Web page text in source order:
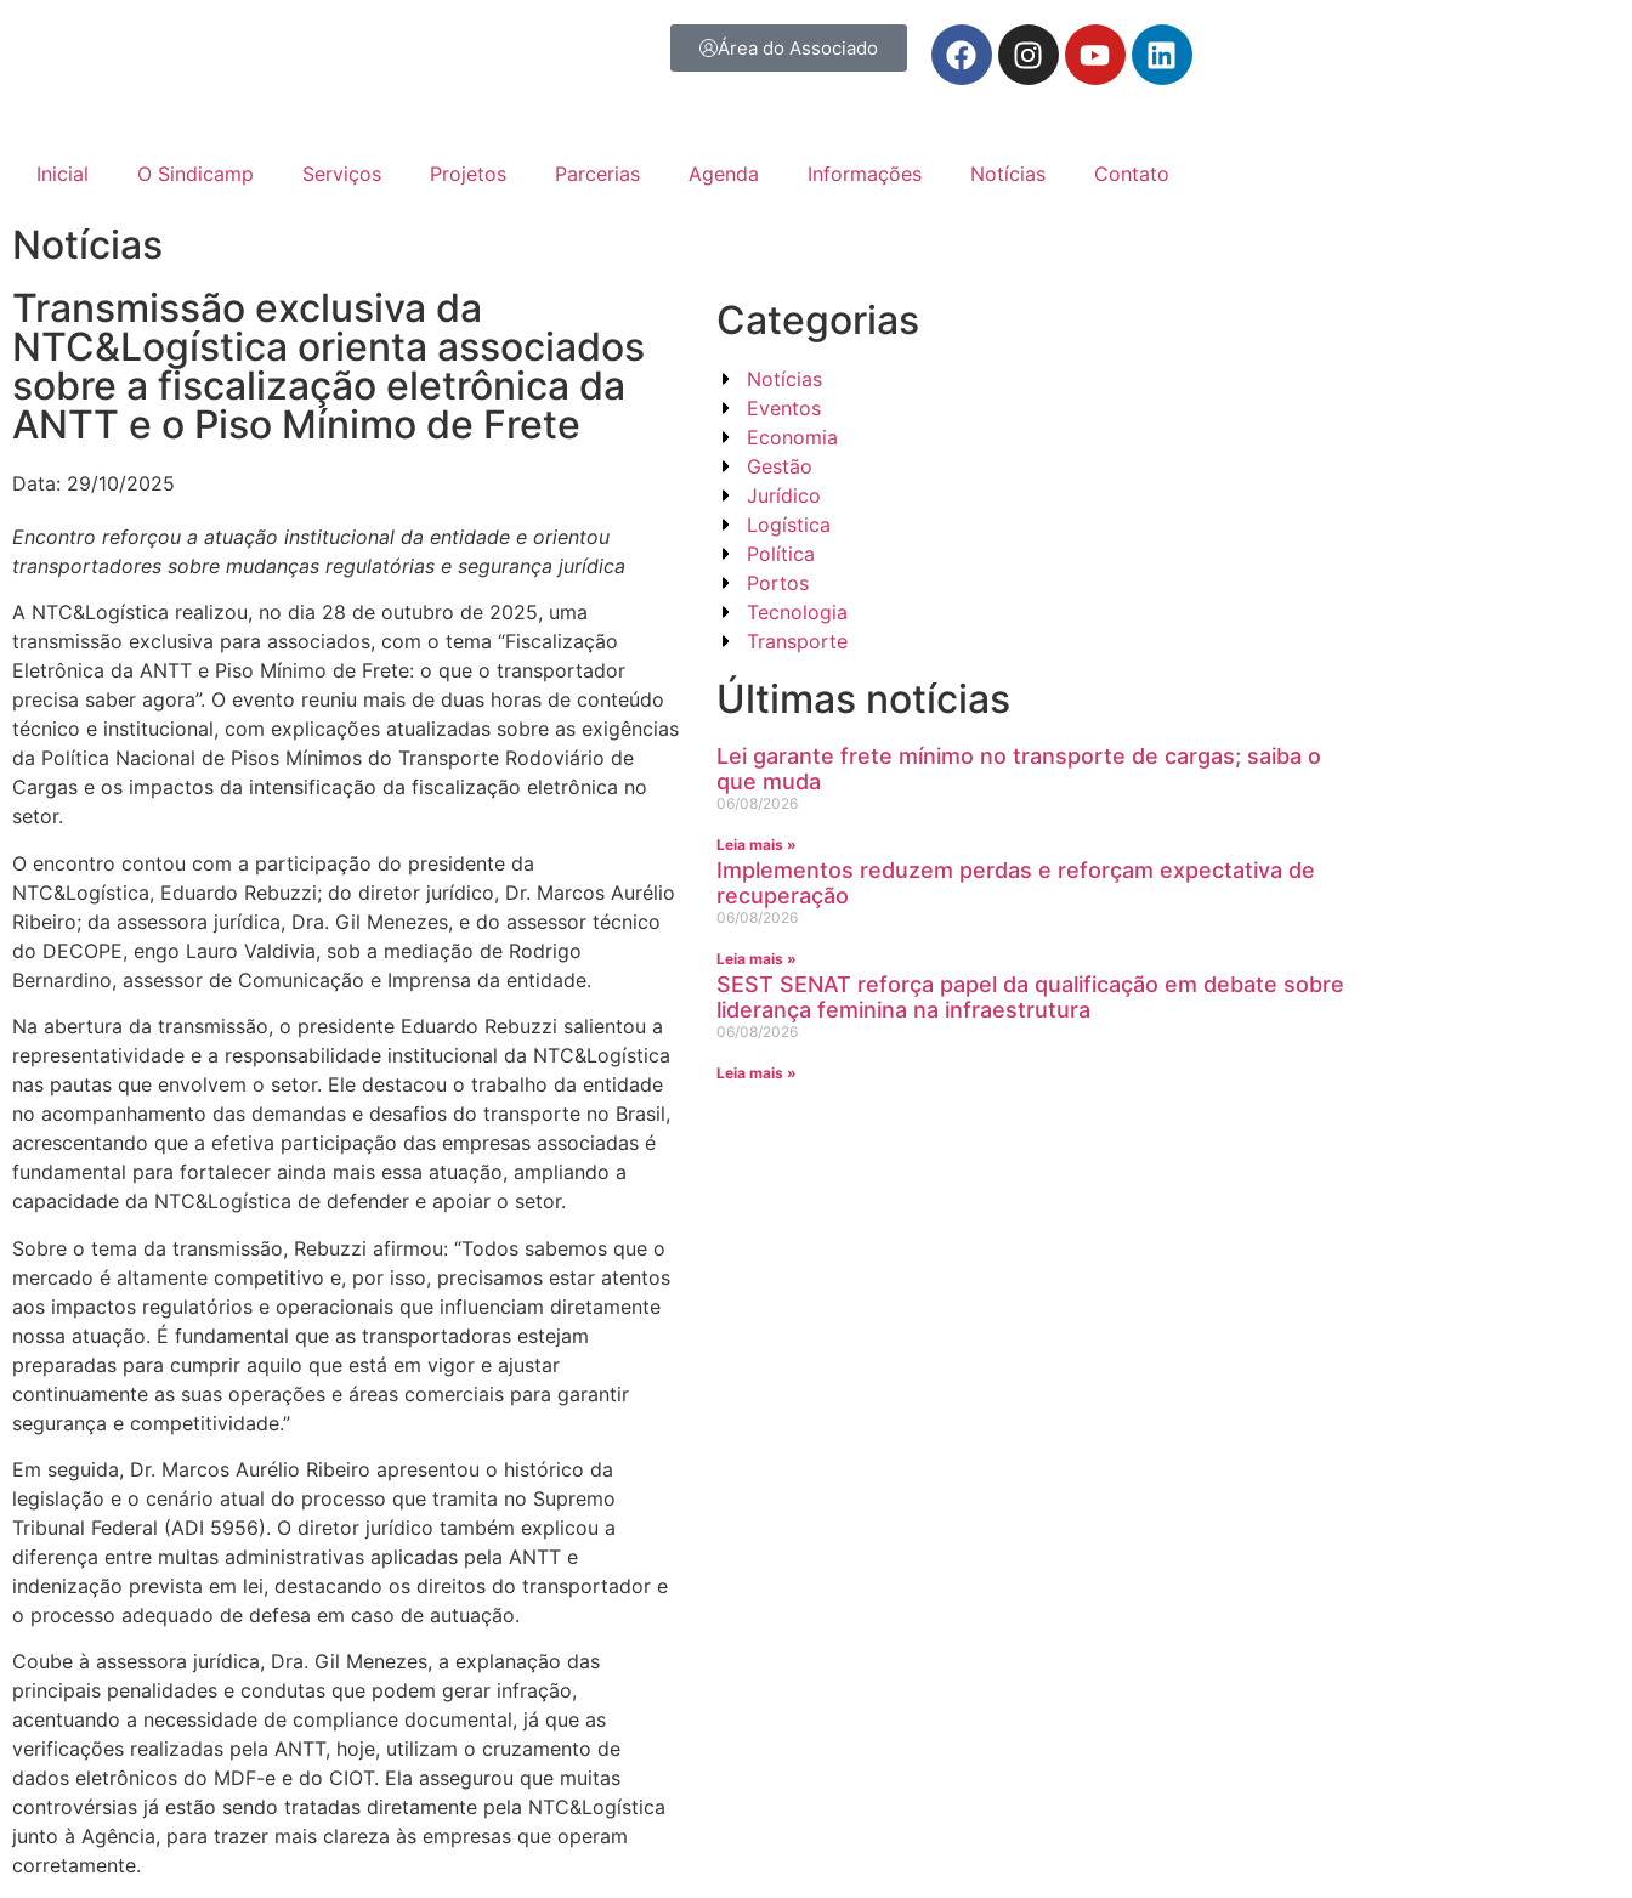
Área do Associado
Inicial O Sindicamp Serviços Projetos Parcerias Agenda Informações Notícias Contato
Notícias
Transmissão exclusiva da
NTC&Logística orienta associados
sobre a fiscalização eletrônica da
ANTT e o Piso Mínimo de Frete
Data: 29/10/2025
Encontro reforçou a atuação institucional da entidade e orientou
transportadores sobre mudanças regulatórias e segurança jurídica
A NTC&Logística realizou, no dia 28 de outubro de 2025, uma
transmissão exclusiva para associados, com o tema “Fiscalização
Eletrônica da ANTT e Piso Mínimo de Frete: o que o transportador
precisa saber agora”. O evento reuniu mais de duas horas de conteúdo
técnico e institucional, com explicações atualizadas sobre as exigências
da Política Nacional de Pisos Mínimos do Transporte Rodoviário de
Cargas e os impactos da intensificação da fiscalização eletrônica no
setor.
O encontro contou com a participação do presidente da
NTC&Logística, Eduardo Rebuzzi; do diretor jurídico, Dr. Marcos Aurélio
Ribeiro; da assessora jurídica, Dra. Gil Menezes, e do assessor técnico
do DECOPE, engo Lauro Valdivia, sob a mediação de Rodrigo
Bernardino, assessor de Comunicação e Imprensa da entidade.
Na abertura da transmissão, o presidente Eduardo Rebuzzi salientou a
representatividade e a responsabilidade institucional da NTC&Logística
nas pautas que envolvem o setor. Ele destacou o trabalho da entidade
no acompanhamento das demandas e desafios do transporte no Brasil,
acrescentando que a efetiva participação das empresas associadas é
fundamental para fortalecer ainda mais essa atuação, ampliando a
capacidade da NTC&Logística de defender e apoiar o setor.
Sobre o tema da transmissão, Rebuzzi afirmou: “Todos sabemos que o
mercado é altamente competitivo e, por isso, precisamos estar atentos
aos impactos regulatórios e operacionais que influenciam diretamente
nossa atuação. É fundamental que as transportadoras estejam
preparadas para cumprir aquilo que está em vigor e ajustar
continuamente as suas operações e áreas comerciais para garantir
segurança e competitividade.”
Em seguida, Dr. Marcos Aurélio Ribeiro apresentou o histórico da
legislação e o cenário atual do processo que tramita no Supremo
Tribunal Federal (ADI 5956). O diretor jurídico também explicou a
diferença entre multas administrativas aplicadas pela ANTT e
indenização prevista em lei, destacando os direitos do transportador e
o processo adequado de defesa em caso de autuação.
Coube à assessora jurídica, Dra. Gil Menezes, a explanação das
principais penalidades e condutas que podem gerar infração,
acentuando a necessidade de compliance documental, já que as
verificações realizadas pela ANTT, hoje, utilizam o cruzamento de
dados eletrônicos do MDF-e e do CIOT. Ela assegurou que muitas
controvérsias já estão sendo tratadas diretamente pela NTC&Logística
junto à Agência, para trazer mais clareza às empresas que operam
corretamente.
Categorias
Notícias
Eventos
Economia
Gestão
Jurídico
Logística
Política
Portos
Tecnologia
Transporte
Últimas notícias
Lei garante frete mínimo no transporte de cargas; saiba o
que muda
06/08/2026
Leia mais »
Implementos reduzem perdas e reforçam expectativa de
recuperação
06/08/2026
Leia mais »
SEST SENAT reforça papel da qualificação em debate sobre
liderança feminina na infraestrutura
06/08/2026
Leia mais »